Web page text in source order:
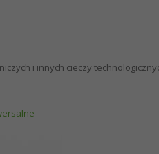
i innych cieczy